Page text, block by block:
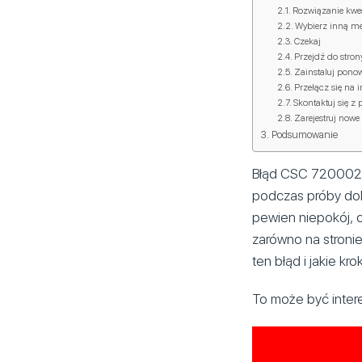
Rozwiązanie
Wybierz inną
Czekaj
Przejdź do
Zainstaluj
Przełącz się
Skontaktuj się z
Zarejestruj
Podsumowanie
Błąd CSC
podczas próby
pewien niepokój,
zarówno na
ten błąd i jakie
To może być